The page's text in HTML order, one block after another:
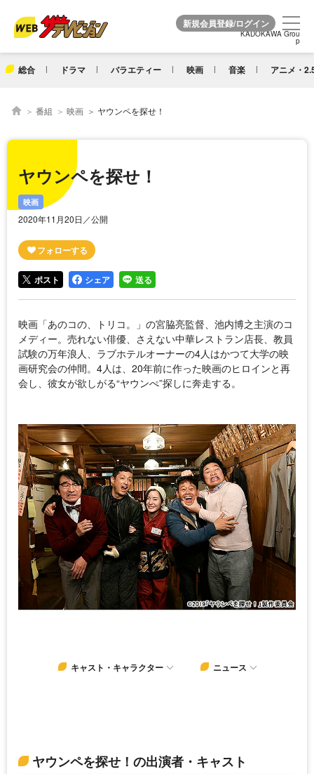
KADOKAWA Grou
p
総合 ドラマ バラエティー 映画 音楽 アニメ・
KADOKAWA Grou
p
番組 映画 ヤウンペを探せ！
ヤウンペを探せ！
映画
2020年11月20日／公開
ポスト シェア 送る
映画「あのコの、トリコ。」の宮脇亮監督、池内博之主演のコ
メディー。売れない俳優、さえない中華レストラン店長、教員
試験の万年浪人、ラブホテルオーナーの4人はかつて大学の映
画研究会の仲間。4人は、20年前に作った映画のヒロインと再
会し、彼女が欲しがる“ヤウンぺ”探しに奔走する。
キャスト・キャラクター ニュース
ヤウンペを探せ！の出演者・キャスト